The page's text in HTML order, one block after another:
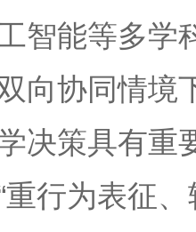
智能等多学
向协同情境
决策具有重
行为表征